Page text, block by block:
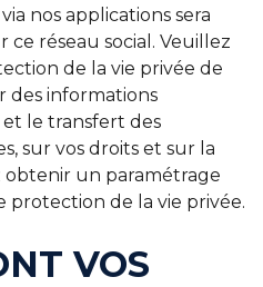
nos applications sera
ce réseau social. Veuillez
de la vie privée de
des informations
le transfert des
sur vos droits et sur la
un paramétrage
protection de la vie privée.
VOS